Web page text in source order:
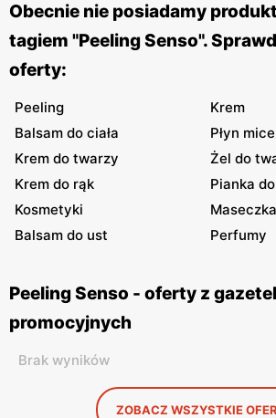
Obecnie nie posiadamy
tagiem "Peeling Senso".
oferty:
Peeling
Krem
Balsam do ciała
Płyn
Krem do twarzy
Żel do
Krem do rąk
Pianka
Kosmetyki
Maseczka
Balsam do ust
Perfumy
Peeling Senso - oferty z
promocyjnych
Brak wyników
ZOBACZ WSZYSTKIE